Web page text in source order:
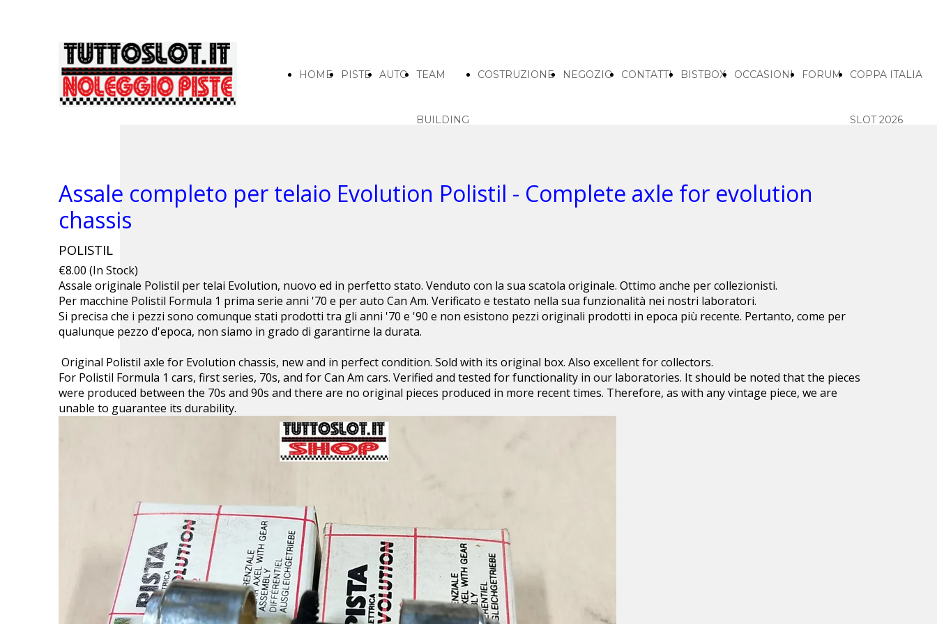
HOME PISTE AUTO TEAM
BUILDING
COSTRUZIONE NEGOZIO CONTATTI BISTBOX OCCASIONI FORUM COPPA ITALIA
SLOT 2026
Assale completo per telaio Evolution Polistil - Complete axle for evolution
chassis
POLISTIL
€8.00 (In Stock)
Assale originale Polistil per telai Evolution, nuovo ed in perfetto stato. Venduto con la sua scatola originale. Ottimo anche per collezionisti.
Per macchine Polistil Formula 1 prima serie anni '70 e per auto Can Am. Verificato e testato nella sua funzionalità nei nostri laboratori.
Si precisa che i pezzi sono comunque stati prodotti tra gli anni '70 e '90 e non esistono pezzi originali prodotti in epoca più recente. Pertanto, come per
qualunque pezzo d'epoca, non siamo in grado di garantirne la durata.
Original Polistil axle for Evolution chassis, new and in perfect condition. Sold with its original box. Also excellent for collectors.
For Polistil Formula 1 cars, first series, 70s, and for Can Am cars. Verified and tested for functionality in our laboratories. It should be noted that the pieces
were produced between the 70s and 90s and there are no original pieces produced in more recent times. Therefore, as with any vintage piece, we are
unable to guarantee its durability.